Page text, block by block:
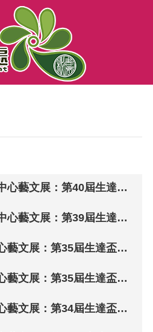
臺南市政府民治市政中心藝文展：第40屆生達兒童寫生賽•用畫筆彩繪動物世界
臺南市政府民治市政中心藝文展：第39屆生達盃兒童寫生聯展•彩繪動物狂想曲
臺南市政府雙市政中心藝文展：第35屆生達盃兒童寫生作品聯展（永華市政中心發布）
臺南市政府雙市政中心藝文展：第35屆生達盃兒童寫生作品聯展（民治市政中心發布）
臺南市政府雙市政中心藝文展：第34屆生達盃兒童寫生作品聯展•臺南之美（永華市政中心發布）